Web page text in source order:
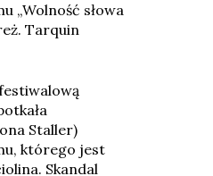
„Wolność słowa
Tarquin
Staller)
którego jest
Skandal